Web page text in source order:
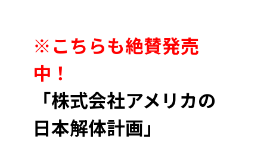
※こちらも絶賛発売
中！
「株式会社アメリカの
日本解体計画」